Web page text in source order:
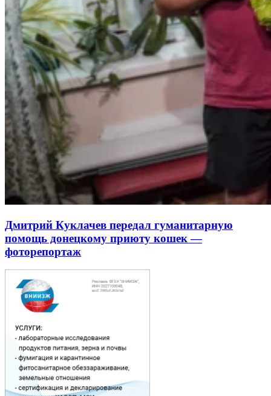
Дмитрий Куклачев передал гуманитарную
помощь донецкому приюту кошек —
фоторепортаж